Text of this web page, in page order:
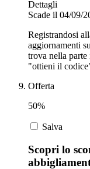
Dettagli
Scade il 04/09/
Registrandosi
aggiornamenti
trova nella
"ottieni il
Offerta
50%
Salva
Scopri lo